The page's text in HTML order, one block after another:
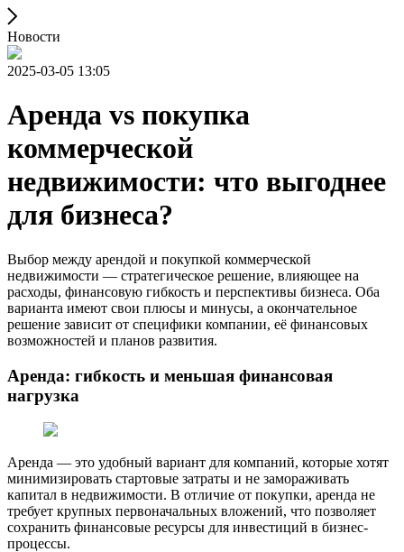
Новости
2025-03-05 13:05
Аренда vs покупка
коммерческой
недвижимости: что выгоднее
для бизнеса?
Выбор между арендой и покупкой коммерческой
недвижимости — стратегическое решение, влияющее на
расходы, финансовую гибкость и перспективы бизнеса. Оба
варианта имеют свои плюсы и минусы, а окончательное
решение зависит от специфики компании, её финансовых
возможностей и планов развития.
Аренда: гибкость и меньшая финансовая
нагрузка
Аренда — это удобный вариант для компаний, которые хотят
минимизировать стартовые затраты и не замораживать
капитал в недвижимости. В отличие от покупки, аренда не
требует крупных первоначальных вложений, что позволяет
сохранить финансовые ресурсы для инвестиций в бизнес-
процессы.